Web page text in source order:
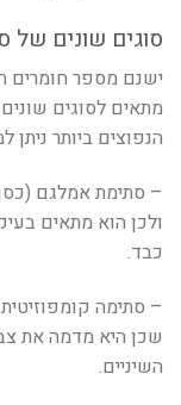
סוגים שונים של
ישנם מספר חומרים
מתאים לסוגים
הנפוצים ביותר ניתן
– סתימת אמלגם
ולכן הוא מתאים
כבד.
– סתימה
שכן היא מדמה את
השיניים.